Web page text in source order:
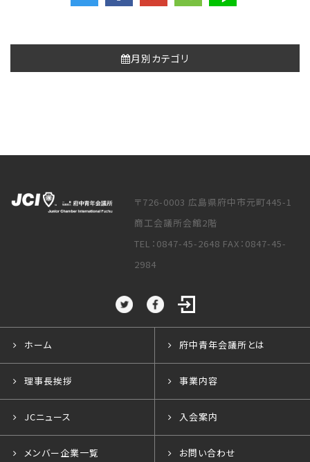
月別カテゴリ
〒726-0003 広島県府中市元町445-1
商工会議所会館2階
TEL：0847-45-2648 FAX：0847-45-
2984
ホーム 府中青年会議所とは
理事長挨拶 事業内容
JCニュース 入会案内
メンバー企業一覧 お問い合わせ